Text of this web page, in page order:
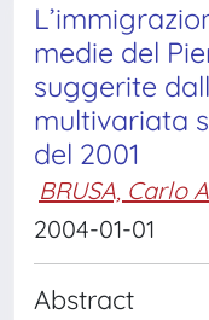
medie del
suggerite
multivariata
del 2001
BRUSA, Carlo
2004-01-01
Abstract